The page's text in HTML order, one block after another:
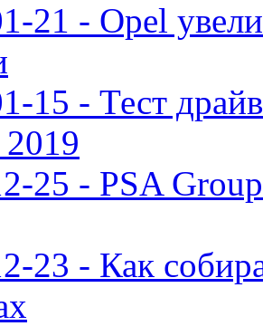
21 - Opel
15 - Тест
25 - PSA
23 - Как